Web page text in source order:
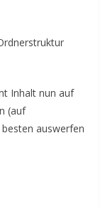
Inhalt nun auf
(auf
auswerfen